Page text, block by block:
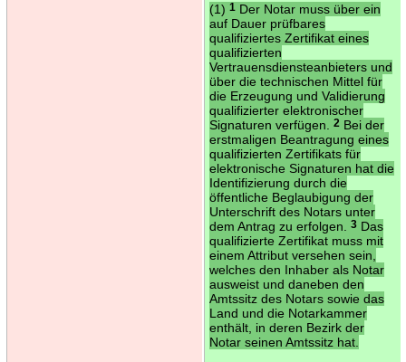
(1) 1Der Notar muss über ein
auf Dauer prüfbares
qualifiziertes Zertifikat eines
qualifizierten
Vertrauensdiensteanbieters und
über die technischen Mittel für
die Erzeugung und Validierung
qualifizierter elektronischer
Signaturen verfügen.
2Bei der
erstmaligen Beantragung eines
qualifizierten Zertifikats für
elektronische Signaturen hat die
Identifizierung durch die
öffentliche Beglaubigung der
Unterschrift des Notars unter
dem Antrag zu erfolgen.
3Das
qualifizierte Zertifikat muss mit
einem Attribut versehen sein,
welches den Inhaber als Notar
ausweist und daneben den
Amtssitz des Notars sowie das
Land und die Notarkammer
enthält, in deren Bezirk der
Notar seinen Amtssitz hat.